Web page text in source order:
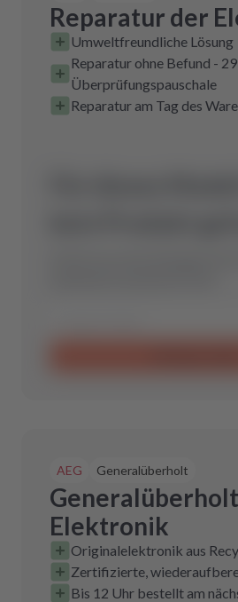
Reparatur der
Umweltfreundliche Lösung
Reparatur ohne Befund -
Überprüfungspauschale
Reparatur am Tag des
AEG Generalüberholt
Elektronik
Originalelektronik aus
Zertifizierte,
Bis 12 Uhr bestellt am